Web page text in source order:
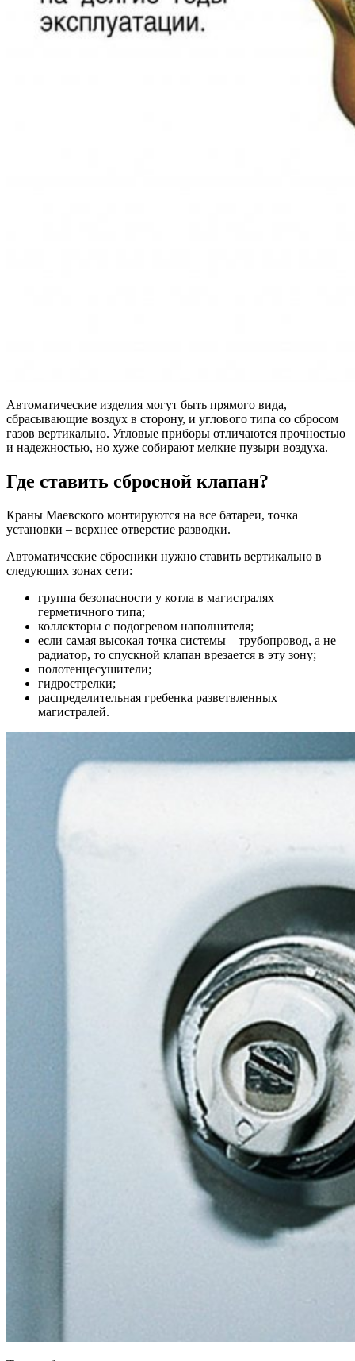
Автоматические изделия могут быть прямого вида,
сбрасывающие воздух в сторону, и углового типа со сбросом
газов вертикально. Угловые приборы отличаются прочностью
и надежностью, но хуже собирают мелкие пузыри воздуха.
Где ставить сбросной клапан?
Краны Маевского монтируются на все батареи, точка
установки – верхнее отверстие разводки.
Автоматические сбросники нужно ставить вертикально в
следующих зонах сети:
группа безопасности у котла в магистралях
герметичного типа;
коллекторы с подогревом наполнителя;
если самая высокая точка системы – трубопровод, а не
радиатор, то спускной клапан врезается в эту зону;
полотенцесушители;
гидрострелки;
распределительная гребенка разветвленных
магистралей.